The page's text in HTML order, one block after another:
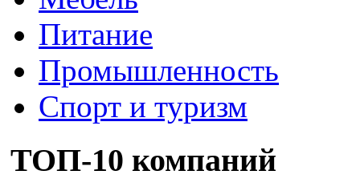
Питание
Промышленность
Спорт и туризм
ТОП-10 компаний